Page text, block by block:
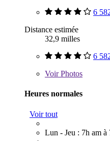
6
Distance estimée
32,9 milles
6
VoirPhotos
Heures normales
Voir tout
Lun - Jeu : 7h am à